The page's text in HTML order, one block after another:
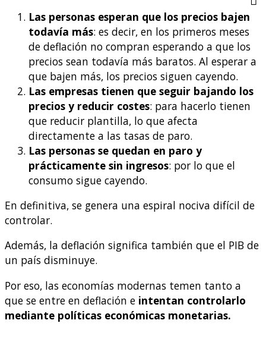
Las personas esperan que los precios bajen
todavía más: es decir, en los primeros meses
de deflación no compran esperando a que los
precios sean todavía más baratos. Al esperar a
que bajen más, los precios siguen cayendo.
Las empresas tienen que seguir bajando los
precios y reducir costes: para hacerlo tienen
que reducir plantilla, lo que afecta
directamente a las tasas de paro.
Las personas se quedan en paro y
prácticamente sin ingresos: por lo que el
consumo sigue cayendo.
En definitiva, se genera una espiral nociva difícil de
controlar.
Además, la deflación significa también que el PIB de
un país disminuye.
Por eso, las economías modernas temen tanto a
que se entre en deflación e intentan controlarlo
mediante políticas económicas monetarias.